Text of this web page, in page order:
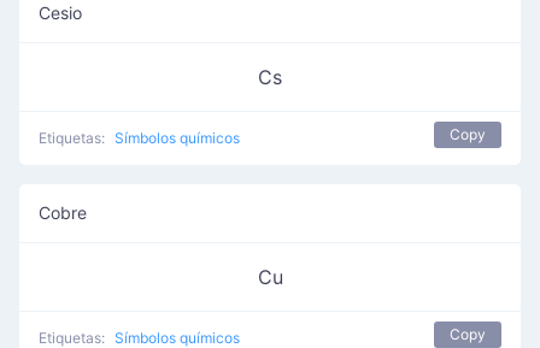
Cesio
Cs
Etiquetas: Símbolos químicos Copy
Cobre
Cu
Etiquetas: Símbolos químicos Copy